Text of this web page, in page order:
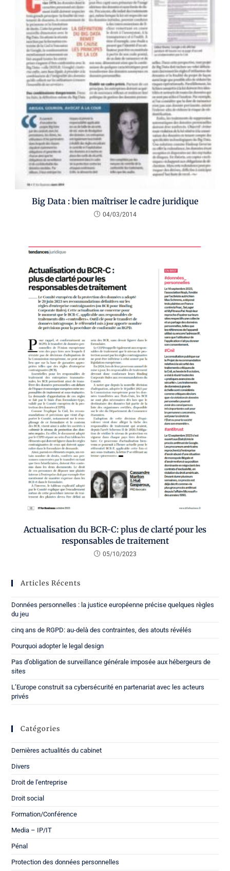
Big Data : bien maîtriser le cadre juridique
04/03/2014
Actualisation du BCR-C: plus de clarté pour les
responsables de traitement
05/10/2023
Articles Récents
Données personnelles : la justice européenne précise quelques règles
du jeu
cinq ans de RGPD: au-delà des contraintes, des atouts révélés
Pourquoi adopter le legal design
Pas d’obligation de surveillance générale imposée aux hébergeurs de
sites
L’Europe construit sa cybersécurité en partenariat avec les acteurs
privés
Catégories
Dernières actualités du cabinet
Divers
Droit de l'entreprise
Droit social
Formation/Conférence
Media – IP/IT
Pénal
Protection des données personnelles